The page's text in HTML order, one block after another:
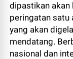
dipastikan akan
peringatan satu
yang akan
mendatang.
nasional dan